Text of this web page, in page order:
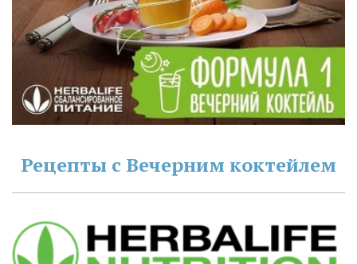
Рецепты с Вечерним коктейлем